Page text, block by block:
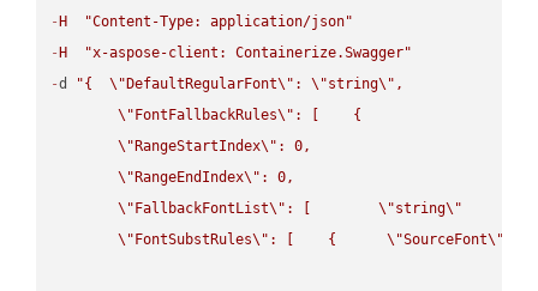
- H
"Content-Type: application/json"
- H
"x-aspose-client: Containerize.Swagger"
-d "{ \" DefaultRegularFont\" : \"string\" ,
\" FontFallbackRules\" : [    {
\" RangeStartIndex\" : 0,
\" RangeEndIndex\" : 0,
\" FallbackFontList\" : [ \"string\"
\" FontSubstRules\" : [    { \"SourceFont\"